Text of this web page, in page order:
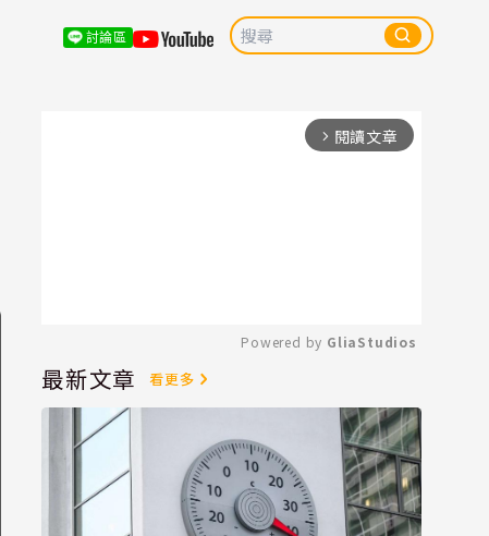
討論區
arrow_forward_ios 閱讀文章
Mute
Powered by GliaStudios
最新文章 看更多